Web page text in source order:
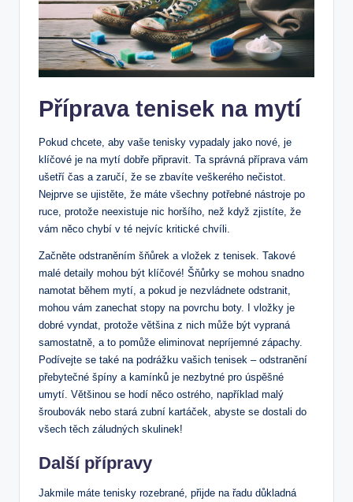
Příprava tenisek na mytí
Pokud chcete, aby vaše tenisky vypadaly jako nové, je
klíčové je na mytí dobře připravit. Ta správná příprava vám
ušetří čas a zaručí, že se zbavíte veškerého nečistot.
Nejprve se ujistěte, že máte všechny potřebné nástroje po
ruce, protože neexistuje nic horšího, než když zjistíte, že
vám něco chybí v té nejvíc kritické chvíli.
Začněte odstraněním šňůrek a vložek z tenisek. Takové
malé detaily mohou být klíčové! Šňůrky se mohou snadno
namotat během mytí, a pokud je nezvládnete odstranit,
mohou vám zanechat stopy na povrchu boty. I vložky je
dobré vyndat, protože většina z nich může být vypraná
samostatně, a to pomůže eliminovat nepríjemné zápachy.
Podívejte se také na podrážku vašich tenisek – odstranění
přebytečné špíny a kamínků je nezbytné pro úspěšné
umytí. Většinou se hodí něco ostrého, například malý
šroubovák nebo stará zubní kartáček, abyste se dostali do
všech těch záludných skulinek!
Další přípravy
Jakmile máte tenisky rozebrané, přijde na řadu důkladná